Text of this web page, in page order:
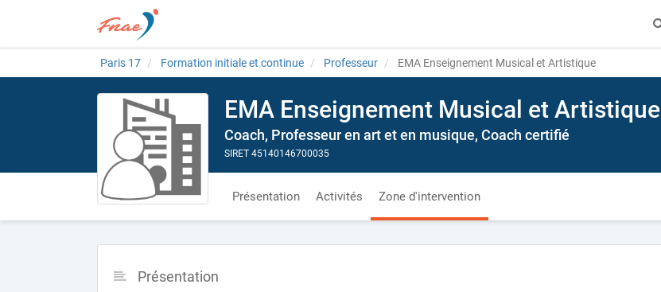
Paris 17 Formation initiale et continue Professeur EMA Enseignement Musical et Artistique
EMA Enseignement Musical et Artistique
Coach, Professeur en art et en musique, Coach certifié
SIRET 45140146700035
Présentation Activités Zone d'intervention
Présentation